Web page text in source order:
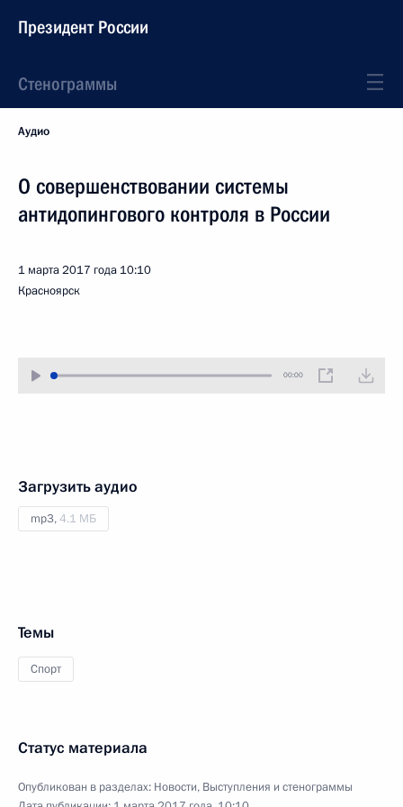
Президент России
Стенограммы
Аудио
О совершенствовании системы
антидопингового контроля в России
1 марта 2017 года 10:10
Красноярск
00:00
Загрузить аудио
mp3,4.1 МБ
Темы
Спорт
Статус материала
Опубликован в разделах: Новости, Выступления и стенограммы